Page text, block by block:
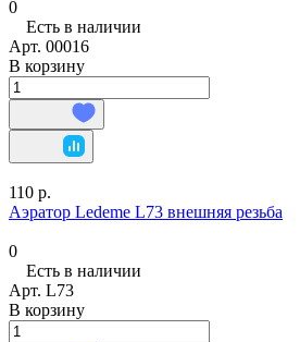
0
Есть в наличии
Арт. 00016
В корзину
110 р.
Аэратор Ledeme L73 внешняя резьба
0
Есть в наличии
Арт. L73
В корзину